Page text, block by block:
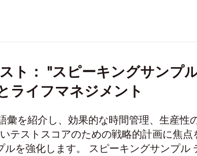
ト： "スピーキングサンプ
ライフマネジメント
彙を紹介し、効果的な時間管理、生産性
テストスコアのための戦略的計画に焦
グサンプル テクノロジーとイン